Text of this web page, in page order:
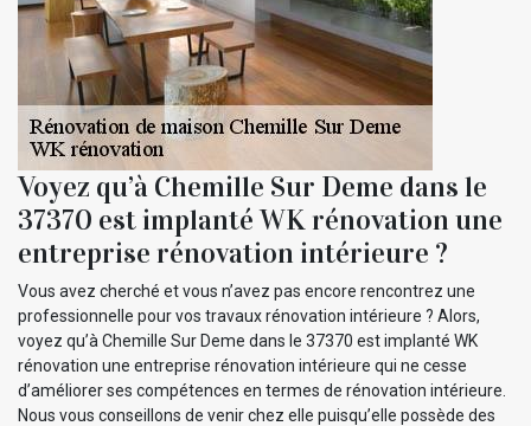
Voyez qu’à Chemille Sur Deme dans le
37370 est implanté WK rénovation une
entreprise rénovation intérieure ?
Vous avez cherché et vous n’avez pas encore rencontrez une
professionnelle pour vos travaux rénovation intérieure ? Alors,
voyez qu’à Chemille Sur Deme dans le 37370 est implanté WK
rénovation une entreprise rénovation intérieure qui ne cesse
d’améliorer ses compétences en termes de rénovation intérieure.
Nous vous conseillons de venir chez elle puisqu’elle possède des